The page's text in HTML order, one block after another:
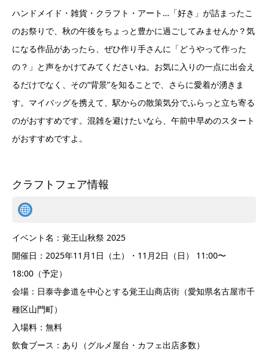
ハンドメイド・雑貨・クラフト・アート…「好き」が詰まったこ
のお祭りで、秋の午後をちょっと豊かに過ごしてみませんか？気
になる作品があったら、ぜひ作り手さんに「どうやって作った
の？」と声をかけてみてくださいね。お気に入りの一点に出会え
るだけでなく、その“背景”を知ることで、さらに愛着が湧きま
す。マイバッグを携えて、駅からの散策気分でふらっと立ち寄る
のがおすすめです。混雑を避けたいなら、午前中早めのスタート
がおすすめですよ。
クラフトフェア情報
イベント名：覚王山秋祭 2025
開催日：2025年11月1日（土）・11月2日（日） 11:00〜
18:00（予定）
会場：日泰寺参道を中心とする覚王山商店街（愛知県名古屋市千
種区山門町）
入場料：無料
飲食ブース：あり（グルメ屋台・カフェ出店多数）